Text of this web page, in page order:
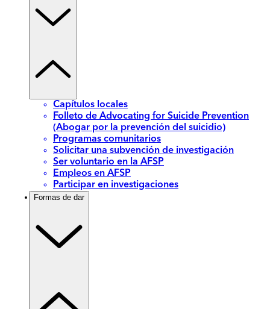
Capítulos locales
Folleto de Advocating for Suicide Prevention
(Abogar por la prevención del suicidio)
Programas comunitarios
Solicitar una subvención de investigación
Ser voluntario en la AFSP
Empleos en AFSP
Participar en investigaciones
Formas de dar